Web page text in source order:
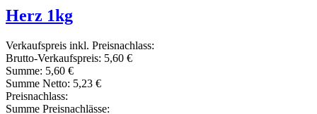
Herz 1kg
Verkaufspreis inkl. Preisnachlass:
Brutto-Verkaufspreis: 5,60 €
Summe: 5,60 €
Summe Netto: 5,23 €
Preisnachlass:
Summe Preisnachlässe: